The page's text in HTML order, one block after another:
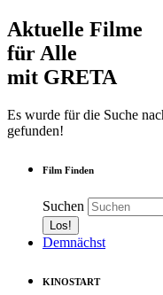
Aktuelle Filme
für Alle
mit GRETA
Es wurde für die Suche
gefunden!
Film Finden
Suchen
Demnächst
KINOSTART